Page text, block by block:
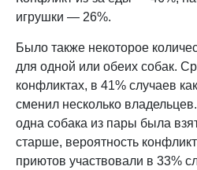
игрушки — 26%.
Было также некоторое
для одной или обеих собак.
конфликтах, в 41% случаев
сменил несколько
одна собака из пары была
старше, вероятность
приютов участвовали в 33%